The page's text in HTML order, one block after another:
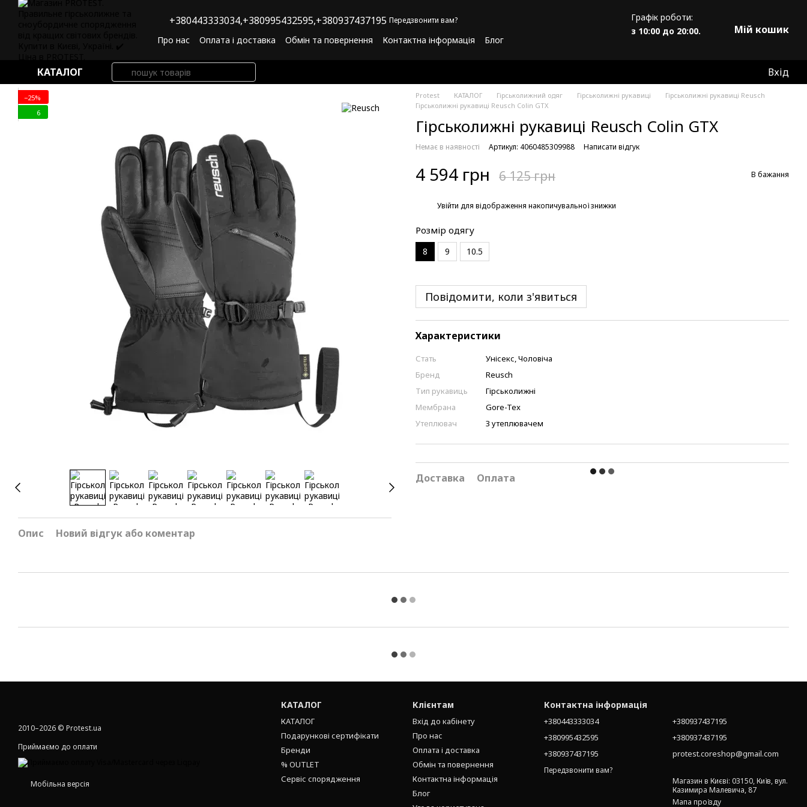
Перейти до основного контенту
+380443333034,+380995432595,+380937437195 Передзвонити вам?
Про нас Оплата і доставка Обмін та повернення Контактна інформація
Блог
Графік роботи:
з 10:00 до 20:00.
Мій кошик
КАТАЛОГ Вхід
−25%
6
Опис Новий відгук або коментар
Protest КАТАЛОГ Гірськолижний одяг Гірськолижні рукавиці
Гірськолижні рукавиці Reusch
Гірськолижні рукавиці Reusch Colin GTX
Гірськолижні рукавиці Reusch Colin GTX
Немає в наявності Артикул: 4060485309988 Написати відгук
4 594 грн 6 125 грн В бажання
Увійти для відображення накопичувальної знижки
Розмір одягу
8 9 10.5
Повідомити, коли з'явиться
Характеристики
Стать
Унісекс, Чоловіча
Бренд
Reusch
Тип рукавиць
Гірськолижні
Мембрана
Gore-Tex
Утеплювач
З утеплювачем
Доставка Оплата
2010–2026 © Protest.ua
Приймаємо до оплати
Мобільна версія
КАТАЛОГ
КАТАЛОГ
Подарункові сертифікати
Бренди
% OUTLET
Сервіс спорядження
Клієнтам
Вхід до кабінету
Про нас
Оплата і доставка
Обмін та повернення
Контактна інформація
Блог
Контактна інформація
+380443333034
+380995432595
+380937437195
Передзвонити вам?
+380937437195
+380937437195
protest.coreshop@gmail.com
Магазин в Києві: 03150, Київ, вул.
Казимира Малевича, 87
Мапа проїзду